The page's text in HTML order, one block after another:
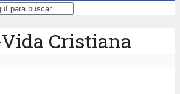
Cristiana